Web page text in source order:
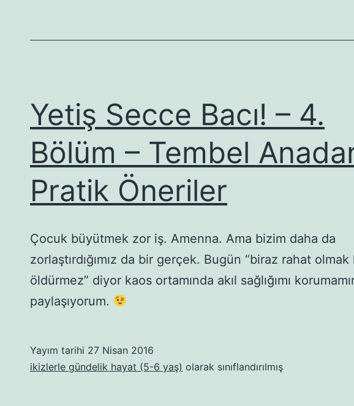
Yetiş Secce Bacı! – 4.
Bölüm – Tembel
Pratik Öneriler
Çocuk büyütmek zor iş. Amenna. Ama bizim daha da
zorlaştırdığımız da bir gerçek. Bugün “biraz rahat
öldürmez” diyor kaos ortamında akıl sağlığımı
paylaşıyorum.
Yayım tarihi 27 Nisan 2016
ikizlerle gündelik hayat (5-6 yaş) olarak sınıflandırılmış